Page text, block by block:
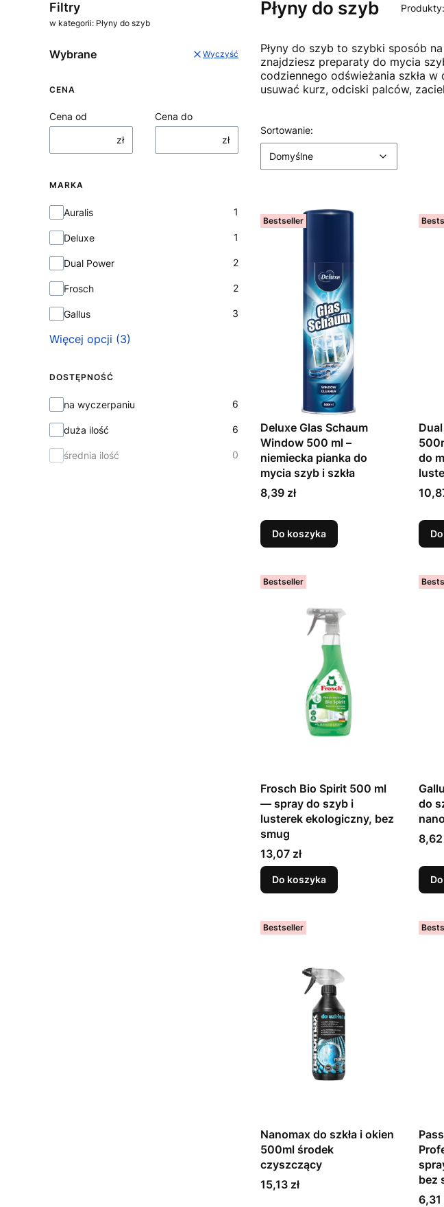
Filtry
w kategorii: Płyny do szyb
Wybrane Wyczyść
CENA
Cena od
zł
Cena do
zł
MARKA
Marka
Auralis 1
Deluxe 1
Dual Power 2
Frosch 2
Gallus 3
Więcej opcji (3)
DOSTĘPNOŚĆ
Dostępność
na wyczerpaniu 6
duża ilość 6
średnia ilość 0
Płyny do szyb Produkty:
Płyny do szyb to szybki sposób
znajdziesz preparaty do mycia
codziennego odświeżania szkła
usuwać kurz, odciski palców,
Lista produktów
Sortowanie:
Domyślne
Bestseller
Deluxe Glas Schaum
Window 500 ml –
niemiecka pianka do
mycia szyb i szkła
Cena
8,39 zł
Do koszyka
do
Cena
Bestseller
Frosch Bio Spirit 500 ml
— spray do szyb i
lusterek ekologiczny, bez
smug
Cena
13,07 zł
Do koszyka
do
Cena
8,62
Bestseller
Nanomax do szkła i okien
500ml środek
czyszczący
Cena
15,13 zł
bez
Cena
6,31